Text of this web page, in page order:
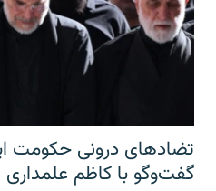
تضادهای درونی حکومت
گفت‌‌وگو با کاظم علمداری